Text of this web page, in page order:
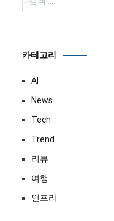
색:
카테고리
AI
News
Tech
Trend
리뷰
여행
인프라